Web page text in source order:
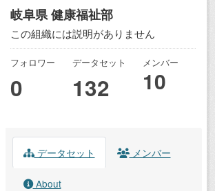
岐阜県 健康福祉部
この組織には説明がありません
フォロワー
0
データセット
132
メンバー
10
データセット メンバー
About